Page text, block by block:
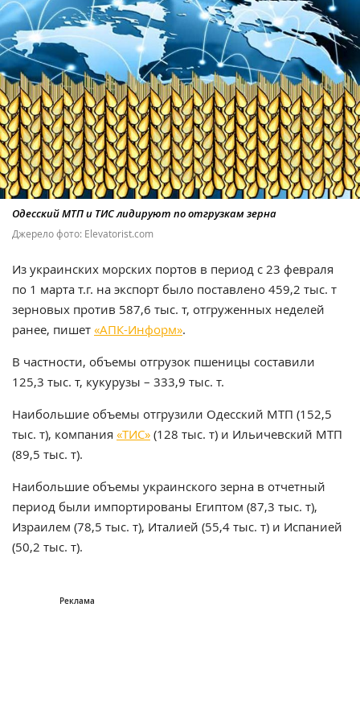
Одесский МТП и ТИС лидируют по отгрузкам зерна
Джерело фото: Elevatorist.com
Из украинских морских портов в период с 23 февраля
по 1 марта т.г. на экспорт было поставлено 459,2 тыс. т
зерновых против 587,6 тыс. т, отгруженных неделей
ранее, пишет «АПК-Информ».
В частности, объемы отгрузок пшеницы составили
125,3 тыс. т, кукурузы – 333,9 тыс. т.
Наибольшие объемы отгрузили Одесский МТП (152,5
тыс. т), компания «ТИС» (128 тыс. т) и Ильичевский МТП
(89,5 тыс. т).
Наибольшие объемы украинского зерна в отчетный
период были импортированы Египтом (87,3 тыс. т),
Израилем (78,5 тыс. т), Италией (55,4 тыс. т) и Испанией
(50,2 тыс. т).